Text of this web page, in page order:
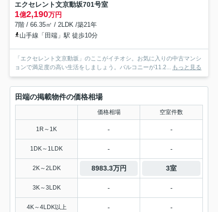
エクセレント文京動坂701号室
1億2,190万円
7階 / 66.35㎡ / 2LDK /築21年
山手線「田端」駅 徒歩10分
「エクセレント文京動坂」のここがイチオシ。お気に入りの中古マンシ
ョンで満足度の高い生活をしましょう。バルコニーが11.2... もっと見る
田端の掲載物件の価格相場
価格相場 空室件数
1R～1K - -
1DK～1LDK - -
2K～2LDK 8983.3万円 3室
3K～3LDK - -
4K～4LDK以上 - -